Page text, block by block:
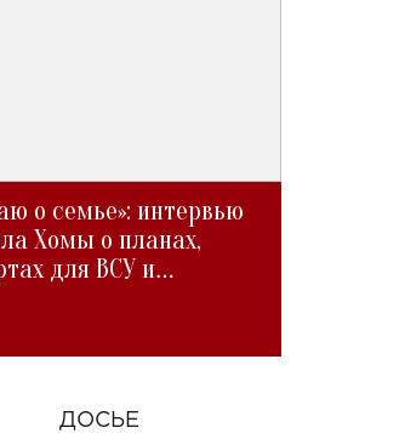
о семье»: интервью
Хомы о планах,
для ВСУ и
ДОСЬЕ